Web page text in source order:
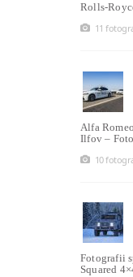
Rolls-
11
Alfa
Ilfov –
10
Fotografii
Squared